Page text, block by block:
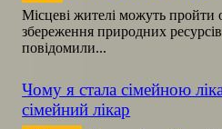
Місцеві жителі можуть пройти
збереження природних ресурсів
повідомили...
Чому я стала сімейною
сімейний лікар